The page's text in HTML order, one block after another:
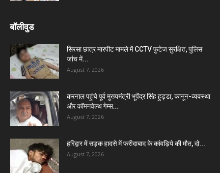
बॉलीवुड
सिरसा छात्र मारपीट मामले में CCTV फुटेज सुरक्षित, पुलिस
जांच में...
August 7, 2026
करनाल पहुंचे पूर्व मुख्यमंत्री भूपेंद्र सिंह हुड्डा, कानून-व्यवस्था
और कॉमनवेल्थ गेम्स...
August 7, 2026
हरिद्वार में सड़क हादसे में फरीदाबाद के कांवड़िये की मौत, दो...
August 7, 2026